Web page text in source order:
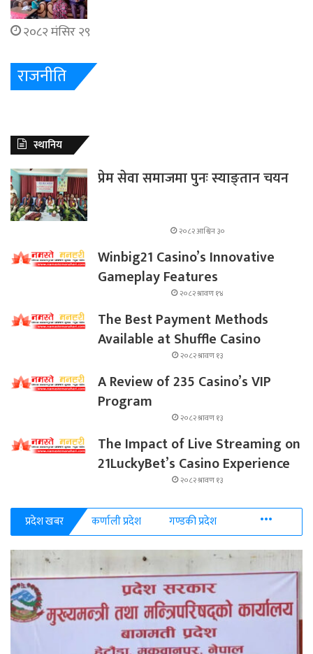
२०८२ मंसिर २९
राजनीति
स्थानिय
प्रेम सेवा समाजमा पुनः स्याङ्तान चयन
२०८२ आश्विन ३०
Winbig21 Casino’s Innovative
Gameplay Features
२०८२ श्रावण १४
The Best Payment Methods
Available at Shuffle Casino
२०८२ श्रावण १३
A Review of 235 Casino’s VIP
Program
२०८२ श्रावण १३
The Impact of Live Streaming on
21LuckyBet’s Casino Experience
२०८२ श्रावण १३
प्रदेश खबर कर्णाली प्रदेश गण्डकी प्रदेश